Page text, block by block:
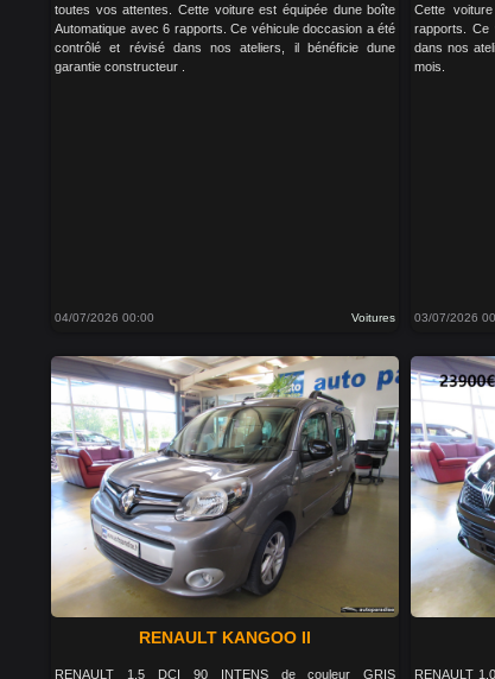
toutes vos attentes. Cette voiture est équipée dune boîte
Automatique avec 6 rapports. Ce véhicule doccasion a été
contrôlé et révisé dans nos ateliers, il bénéficie dune
garantie constructeur .
04/07/2026 00:00 Voitures
Cette
rapports. Ce
dans nos
mois.
03/07/2026
RENAULT KANGOO II
RENAULT 1.5 DCI 90 INTENS de couleur GRIS RENAULT